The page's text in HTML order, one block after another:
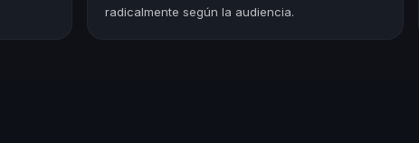
radicalmente según la audiencia.